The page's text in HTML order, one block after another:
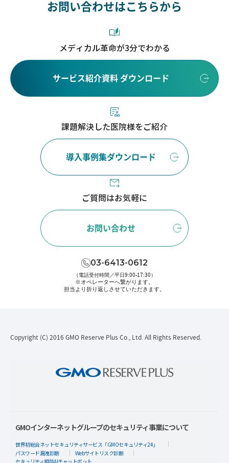
お問い合わせはこちらから
メディカル革命が3分でわかる
サービス紹介資料 ダウンロード
課題解決した医院様をご紹介
導入事例集ダウンロード
ご質問はお気軽に
お問い合わせ
03-6413-0612
（電話受付時間／平日9:00-17:30）
※オペレーターへ繋がります。
担当より折り返しさせていただきます。
Copyright (C) 2016 GMO Reserve Plus Co., Ltd. All Rights Reserved.
GMOインターネットグループのセキュリティ事業について
世界初総合ネットセキュリティサービス「GMOセキュリティ24」
パスワード漏洩診断
Webサイトリスク診断
セキュリティ相談AIチャットボット